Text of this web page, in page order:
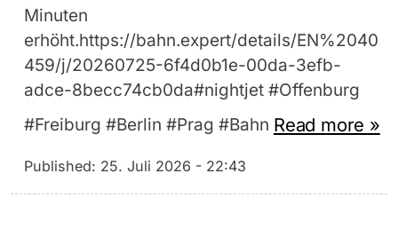
Minuten
erhöht.https://bahn.expert/details/EN%2040
459/j/20260725-6f4d0b1e-00da-3efb-
adce-8becc74cb0da#nightjet #Offenburg
#Freiburg #Berlin #Prag #Bahn Read more »
Published: 25. Juli 2026 - 22:43